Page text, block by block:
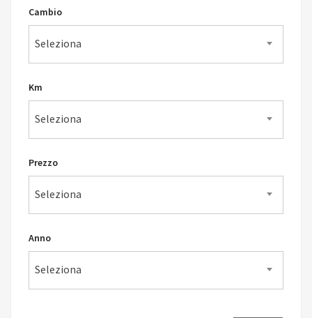
Cambio
Seleziona
Km
Seleziona
Prezzo
Seleziona
Anno
Seleziona